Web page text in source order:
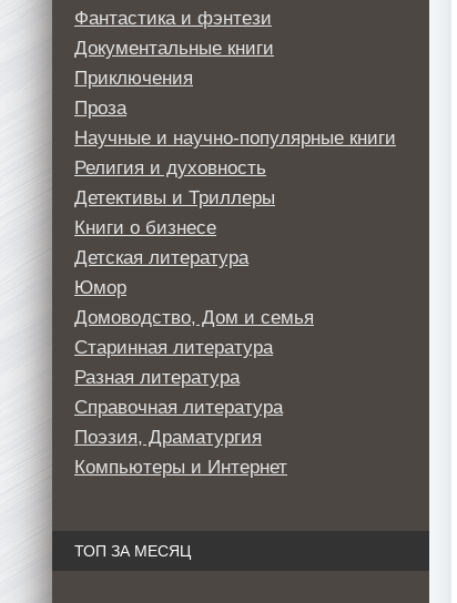
Фантастика и фэнтези
Документальные книги
Приключения
Проза
Научные и научно-популярные книги
Религия и духовность
Детективы и Триллеры
Книги о бизнесе
Детская литература
Юмор
Домоводство, Дом и семья
Старинная литература
Разная литература
Справочная литература
Поэзия, Драматургия
Компьютеры и Интернет
ТОП ЗА МЕСЯЦ